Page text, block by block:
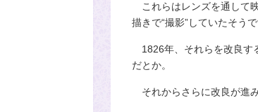
これらはレンズを通して
描きで“撮影”していたそう
1826年、それらを改良す
だとか。
それからさらに改良が進